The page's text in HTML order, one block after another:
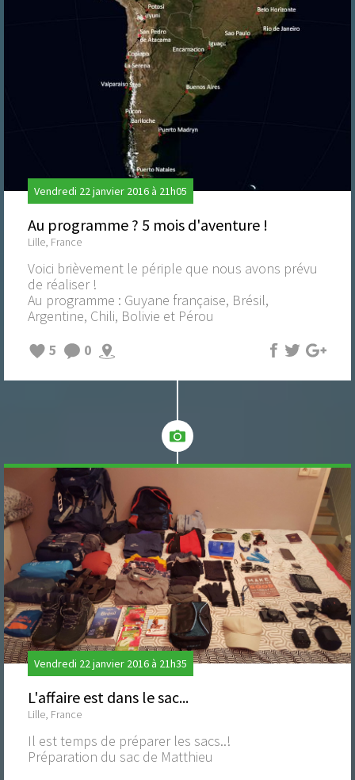
Vendredi 22 janvier 2016 à 21h05
Au programme ? 5 mois d'aventure !
Lille, France
Voici brièvement le périple que nous avons prévu
de réaliser !
Au programme : Guyane française, Brésil,
Argentine, Chili, Bolivie et Pérou
5
0
Vendredi 22 janvier 2016 à 21h35
L'affaire est dans le sac...
Lille, France
Il est temps de préparer les sacs..!
Préparation du sac de Matthieu